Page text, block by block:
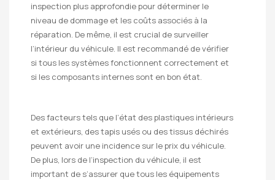
inspection plus approfondie pour déterminer le
niveau de dommage et les coûts associés à la
réparation. De même, il est crucial de surveiller
l’intérieur du véhicule. Il est recommandé de vérifier
si tous les systèmes fonctionnent correctement et
si les composants internes sont en bon état.
Des facteurs tels que l’état des plastiques intérieurs
et extérieurs, des tapis usés ou des tissus déchirés
peuvent avoir une incidence sur le prix du véhicule.
De plus, lors de l’inspection du véhicule, il est
important de s’assurer que tous les équipements